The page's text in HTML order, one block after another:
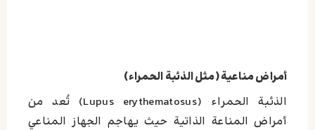
أمراض مناعية (مثل الذئبة الحمراء)
الذئبة الحمراء (Lupus erythematosus) تُعد من
أمراض المناعة الذاتية حيث يهاجم الجهاز المناعي